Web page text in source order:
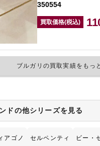
350554
買取価格(税込)
ブルガリの買取実績をもっ
ドの他シリーズを見る
アゴノ セルペンティ ビー・